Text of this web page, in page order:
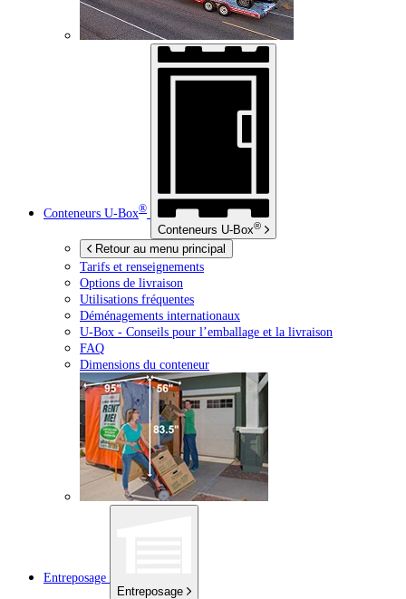
Conteneurs U-Box®
Conteneurs U-Box®
Retour au menu principal
Tarifs et renseignements
Options de livraison
Utilisations fréquentes
Déménagements internationaux
U-Box - Conseils pour l’emballage et la livraison
FAQ
Dimensions du conteneur
Entreposage
Entreposage